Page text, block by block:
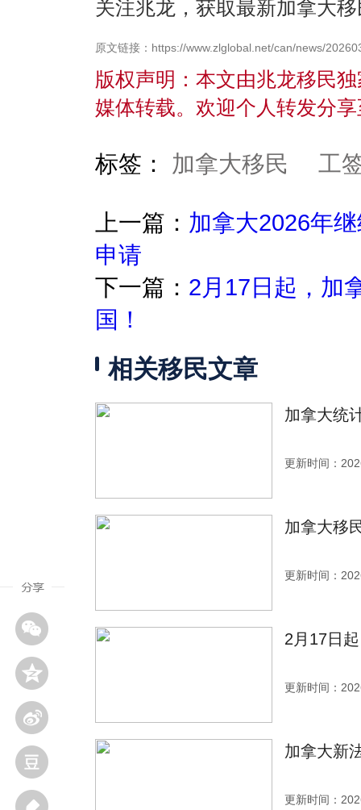
关注兆龙，获取最新加拿大
原文链接：https://www.zlglobal.net/can/news/
版权声明：本文由兆龙移民
媒体转载。欢迎个人转发分
标签： 加拿大移民 工
上一篇： 加拿大2026年
申请
下一篇： 2月17日起，加
国！
相关移民文章
加拿大统
更新时间：
加拿大移
更新时间：
2月17日
更新时间：
加拿大新
更新时间：